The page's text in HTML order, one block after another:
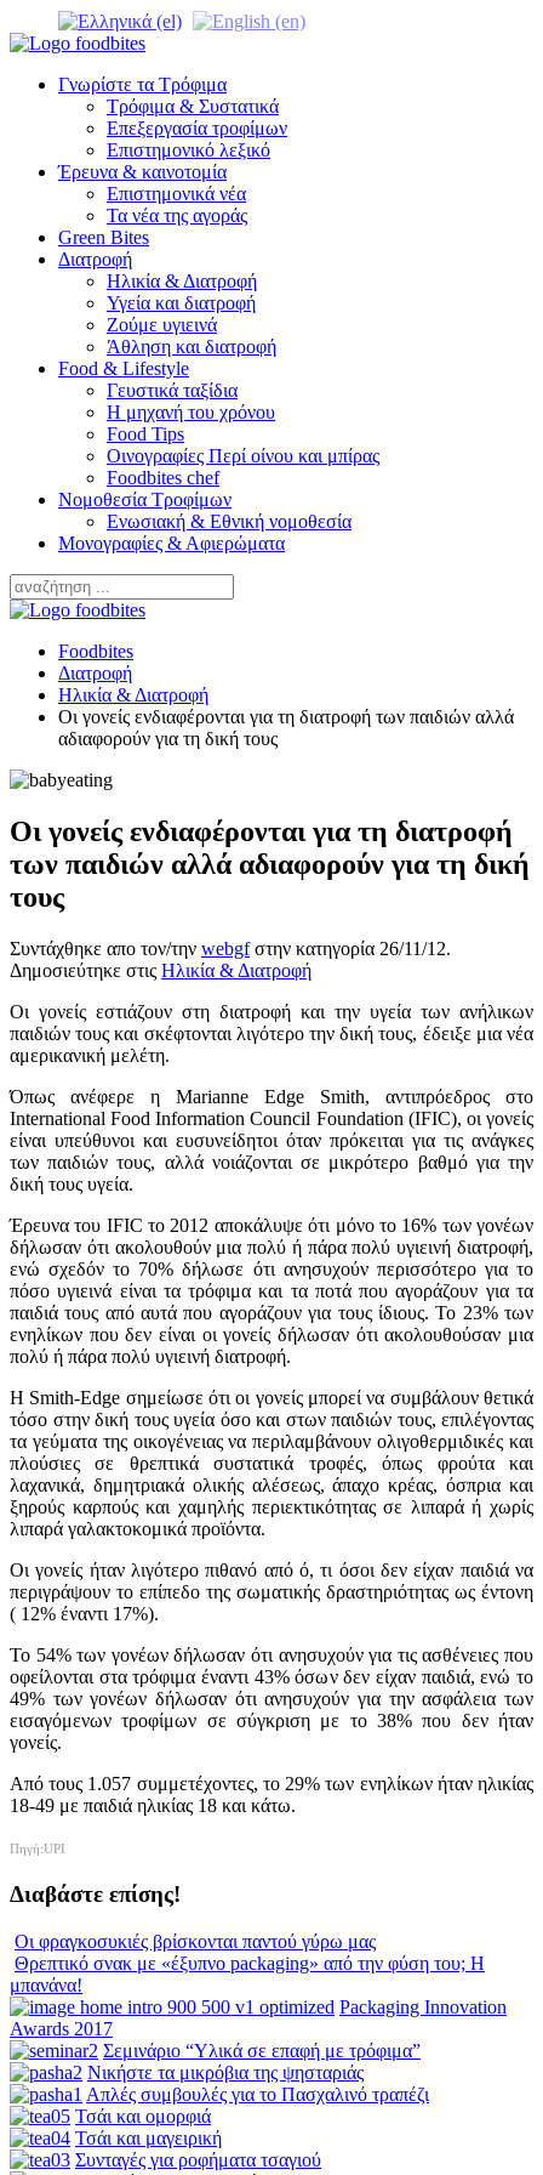
Γνωρίστε τα Τρόφιμα
Τρόφιμα & Συστατικά
Επεξεργασία τροφίμων
Επιστημονικό λεξικό
Έρευνα & καινοτομία
Επιστημονικά νέα
Τα νέα της αγοράς
Green Bites
Διατροφή
Ηλικία & Διατροφή
Υγεία και διατροφή
Ζούμε υγιεινά
Άθληση και διατροφή
Food & Lifestyle
Γευστικά ταξίδια
Η μηχανή του χρόνου
Food Tips
Οινογραφίες Περί οίνου και μπίρας
Foodbites chef
Νομοθεσία Τροφίμων
Ενωσιακή & Εθνική νομοθεσία
Μονογραφίες & Αφιερώματα
Foodbites
Διατροφή
Ηλικία & Διατροφή
Οι γονείς ενδιαφέρονται για τη διατροφή των παιδιών αλλά
αδιαφορούν για τη δική τους
Οι γονείς ενδιαφέρονται για τη διατροφή
των παιδιών αλλά αδιαφορούν για τη δική
τους
Συντάχθηκε απο τον/την webgfστην κατηγορία 26/11/12.
Δημοσιεύτηκε στις Ηλικία & Διατροφή
Οι γονείς εστιάζουν στη διατροφή και την υγεία των ανήλικων
παιδιών τους και σκέφτονται λιγότερο την δική τους, έδειξε μια νέα
αμερικανική μελέτη.
Όπως ανέφερε η Marianne Edge Smith, αντιπρόεδρος στο
International Food Information Council Foundation (IFIC), οι γονείς
είναι υπεύθυνοι και ευσυνείδητοι όταν πρόκειται για τις ανάγκες
των παιδιών τους, αλλά νοιάζονται σε μικρότερο βαθμό για την
δική τους υγεία.
Έρευνα του IFIC το 2012 αποκάλυψε ότι μόνο το 16% των γονέων
δήλωσαν ότι ακολουθούν μια πολύ ή πάρα πολύ υγιεινή διατροφή,
ενώ σχεδόν το 70% δήλωσε ότι ανησυχούν περισσότερο για το
πόσο υγιεινά είναι τα τρόφιμα και τα ποτά που αγοράζουν για τα
παιδιά τους από αυτά που αγοράζουν για τους ίδιους. Το 23% των
ενηλίκων που δεν είναι οι γονείς δήλωσαν ότι ακολουθούσαν μια
πολύ ή πάρα πολύ υγιεινή διατροφή.
Η Smith-Edge σημείωσε ότι οι γονείς μπορεί να συμβάλουν θετικά
τόσο στην δική τους υγεία όσο και στων παιδιών τους, επιλέγοντας
τα γεύματα της οικογένειας να περιλαμβάνουν ολιγοθερμιδικές και
πλούσιες σε θρεπτικά συστατικά τροφές, όπως φρούτα και
λαχανικά, δημητριακά ολικής αλέσεως, άπαχο κρέας, όσπρια και
ξηρούς καρπούς και χαμηλής περιεκτικότητας σε λιπαρά ή χωρίς
λιπαρά γαλακτοκομικά προϊόντα.
Οι γονείς ήταν λιγότερο πιθανό από ό, τι όσοι δεν είχαν παιδιά να
περιγράψουν το επίπεδο της σωματικής δραστηριότητας ως έντονη
( 12% έναντι 17%).
Το 54% των γονέων δήλωσαν ότι ανησυχούν για τις ασθένειες που
οφείλονται στα τρόφιμα έναντι 43% όσων δεν είχαν παιδιά, ενώ το
49% των γονέων δήλωσαν ότι ανησυχούν για την ασφάλεια των
εισαγόμενων τροφίμων σε σύγκριση με το 38% που δεν ήταν
γονείς.
Από τους 1.057 συμμετέχοντες, το 29% των ενηλίκων ήταν ηλικίας
18-49 με παιδιά ηλικίας 18 και κάτω.
Πηγή:UPI
Διαβάστε επίσης!
Οι φραγκοσυκιές βρίσκονται παντού γύρω μας
Θρεπτικό σνακ με «έξυπνο packaging» από την φύση του; Η
μπανάνα!
Packaging Innovation
Awards 2017
Σεμινάριο “Υλικά σε επαφή με τρόφιμα”
Νικήστε τα μικρόβια της ψησταριάς
Απλές συμβουλές για το Πασχαλινό τραπέζι
Τσάι και ομορφιά
Τσάι και μαγειρική
Συνταγές για ροφήματα τσαγιού